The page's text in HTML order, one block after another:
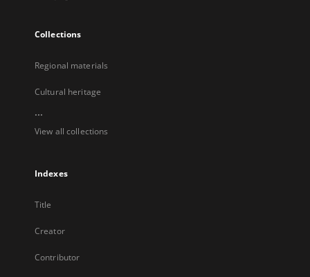
Collections
Regional materials
Cultural heritage
...
View all collections
Indexes
Title
Creator
Contributor